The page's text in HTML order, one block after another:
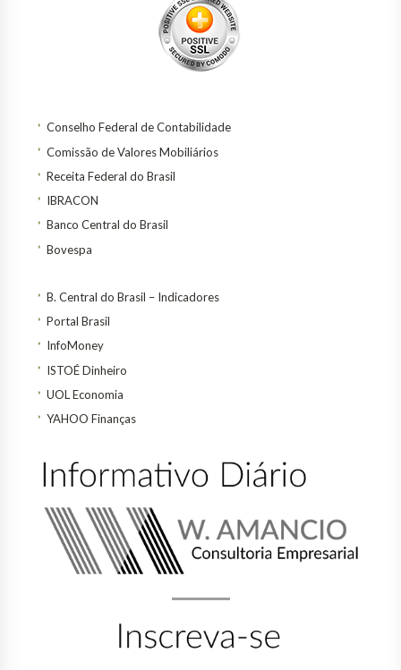
Conselho Federal de Contabilidade
Comissão de Valores Mobiliários
Receita Federal do Brasil
IBRACON
Banco Central do Brasil
Bovespa
B. Central do Brasil – Indicadores
Portal Brasil
InfoMoney
ISTOÉ Dinheiro
UOL Economia
YAHOO Finanças